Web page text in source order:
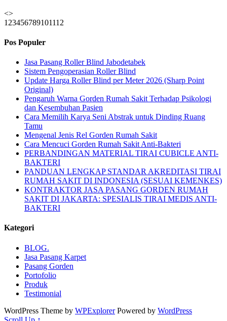
<>
1 23456789101112
Pos Populer
Jasa Pasang Roller Blind Jabodetabek
Sistem Pengoperasian Roller Blind
Update Harga Roller Blind per Meter 2026 (Sharp Point
Original)
Pengaruh Warna Gorden Rumah Sakit Terhadap Psikologi
dan Kesembuhan Pasien
Cara Memilih Karya Seni Abstrak untuk Dinding Ruang
Tamu
Mengenal Jenis Rel Gorden Rumah Sakit
Cara Mencuci Gorden Rumah Sakit Anti-Bakteri
PERBANDINGAN MATERIAL TIRAI CUBICLE ANTI-
BAKTERI
PANDUAN LENGKAP STANDAR AKREDITASI TIRAI
RUMAH SAKIT DI INDONESIA (SESUAI KEMENKES)
KONTRAKTOR JASA PASANG GORDEN RUMAH
SAKIT DI JAKARTA: SPESIALIS TIRAI MEDIS ANTI-
BAKTERI
Kategori
BLOG.
Jasa Pasang Karpet
Pasang Gorden
Portofolio
Produk
Testimonial
WordPress Theme by WPExplorerPowered by WordPress